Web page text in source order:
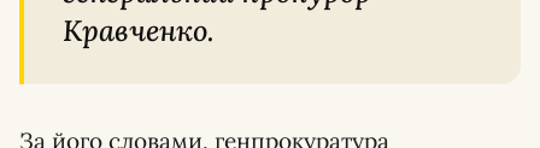
Кравченко.
За його словами, генпрокуратура